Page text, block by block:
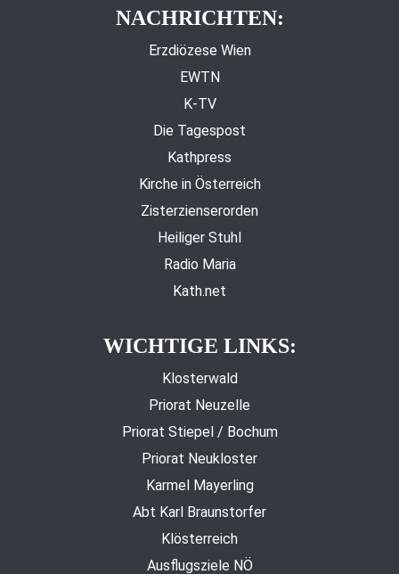
NACHRICHTEN:
Erzdiözese Wien
EWTN
K-TV
Die Tagespost
Kathpress
Kirche in Österreich
Zisterzienserorden
Heiliger Stuhl
Radio Maria
Kath.net
WICHTIGE LINKS:
Klosterwald
Priorat Neuzelle
Priorat Stiepel / Bochum
Priorat Neukloster
Karmel Mayerling
Abt Karl Braunstorfer
Klösterreich
Ausflugsziele NÖ